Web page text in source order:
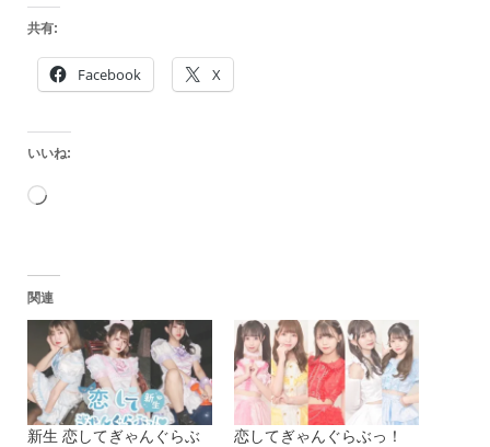
共有:
Facebook X
いいね:
読
込
み
中…
関連
新生 恋してぎゃんぐらぶ
恋してぎゃんぐらぶっ！